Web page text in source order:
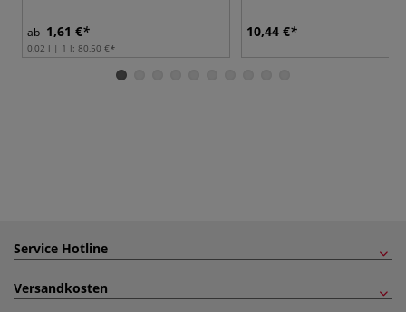
ab 1,61 €
0,02 l | 1 l: 80,50 €
10,44 €
Service Hotline
Versandkosten